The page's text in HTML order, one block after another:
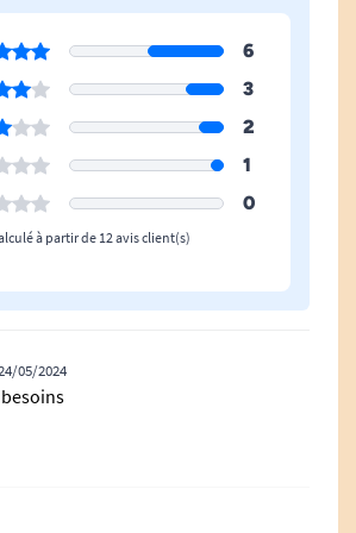
6
3
2
1
0
à partir de 12 avis client(s)
05/2024